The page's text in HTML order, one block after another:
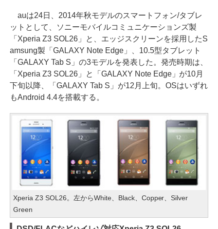
auは24日、2014年秋モデルのスマートフォン/タブレ
ットとして、ソニーモバイルコミュニケーションズ製
「Xperia Z3 SOL26」と、エッジスクリーンを採用したS
amsung製「GALAXY Note Edge」、10.5型タブレット
「GALAXY Tab S」の3モデルを発表した。発売時期は、
「Xperia Z3 SOL26」と「GALAXY Note Edge」が10月
下旬以降、「GALAXY Tab S」が12月上旬。OSはいずれ
もAndroid 4.4を搭載する。
Xperia Z3 SOL26。左からWhite、Black、Copper、Silver
Green